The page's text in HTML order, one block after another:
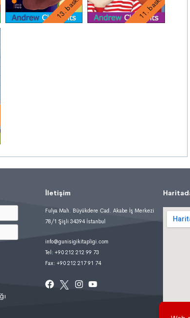
13. baskı 11. baskı
İletişim
Fulya Mah. Büyükdere Cad. Akabe İş Merkezi
78/1 Şişli 34394 İstanbul
info@gunisigikitapligi.com
Tel: +90 212 212 99 73
Fax: +90 212 217 91 74